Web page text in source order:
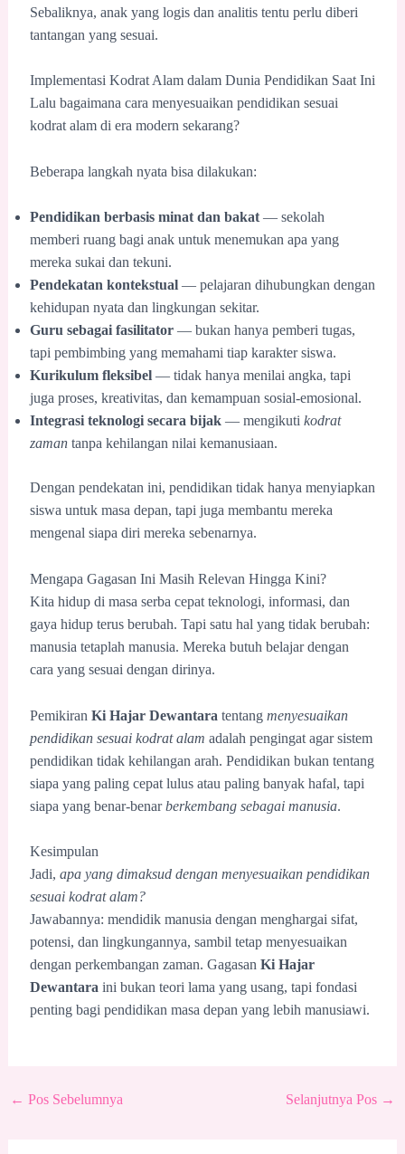
Sebaliknya, anak yang logis dan analitis tentu perlu diberi
tantangan yang sesuai.
Implementasi Kodrat Alam dalam Dunia Pendidikan Saat Ini
Lalu bagaimana cara menyesuaikan pendidikan sesuai
kodrat alam di era modern sekarang?
Beberapa langkah nyata bisa dilakukan:
Pendidikan berbasis minat dan bakat— sekolah
memberi ruang bagi anak untuk menemukan apa yang
mereka sukai dan tekuni.
Pendekatan kontekstual— pelajaran dihubungkan dengan
kehidupan nyata dan lingkungan sekitar.
Guru sebagai fasilitator— bukan hanya pemberi tugas,
tapi pembimbing yang memahami tiap karakter siswa.
Kurikulum fleksibel— tidak hanya menilai angka, tapi
juga proses, kreativitas, dan kemampuan sosial-emosional.
Integrasi teknologi secara bijak— mengikuti kodrat
zamantanpa kehilangan nilai kemanusiaan.
Dengan pendekatan ini, pendidikan tidak hanya menyiapkan
siswa untuk masa depan, tapi juga membantu mereka
mengenal siapa diri mereka sebenarnya.
Mengapa Gagasan Ini Masih Relevan Hingga Kini?
Kita hidup di masa serba cepat teknologi, informasi, dan
gaya hidup terus berubah. Tapi satu hal yang tidak berubah:
manusia tetaplah manusia. Mereka butuh belajar dengan
cara yang sesuai dengan dirinya.
Pemikiran Ki Hajar Dewantara tentang menyesuaikan
pendidikan sesuai kodrat alam adalah pengingat agar sistem
pendidikan tidak kehilangan arah. Pendidikan bukan tentang
siapa yang paling cepat lulus atau paling banyak hafal, tapi
siapa yang benar-benarberkembang sebagai manusia.
Kesimpulan
Jadi, apa yang dimaksud dengan menyesuaikan pendidikan
sesuai kodrat alam?
Jawabannya: mendidik manusia dengan menghargai sifat,
potensi, dan lingkungannya, sambil tetap menyesuaikan
dengan perkembangan zaman. Gagasan Ki Hajar
Dewantara ini bukan teori lama yang usang, tapi fondasi
penting bagi pendidikan masa depan yang lebih manusiawi.
← Pos Sebelumnya Selanjutnya Pos →